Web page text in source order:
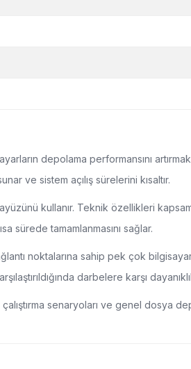
depolama performansını
ve sistem açılış sürelerini kısaltır.
kullanır. Teknik özellikleri
sürede tamamlanmasını sağlar.
noktalarına sahip pek çok
darbelere karşı
senaryoları ve genel